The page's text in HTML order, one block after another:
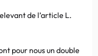
de l’article L.
pour nous un double